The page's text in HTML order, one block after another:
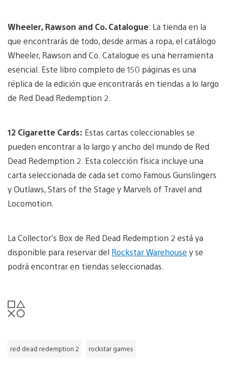
Wheeler, Rawson and Co. Catalogue: La tienda en la
que encontrarás de todo, desde armas a ropa, el catálogo
Wheeler, Rawson and Co. Catalogue es una herramienta
esencial. Este libro completo de 150 páginas es una
réplica de la edición que encontrarás en tiendas a lo largo
de Red Dead Redemption 2.
12 Cigarette Cards: Estas cartas coleccionables se
pueden encontrar a lo largo y ancho del mundo de Red
Dead Redemption 2. Esta colección física incluye una
carta seleccionada de cada set como Famous Gunslingers
y Outlaws, Stars of the Stage y Marvels of Travel and
Locomotion.
La Collector’s Box de Red Dead Redemption 2 está ya
disponible para reservar del Rockstar Warehouse y se
podrá encontrar en tiendas seleccionadas.
red dead redemption 2 rockstar games